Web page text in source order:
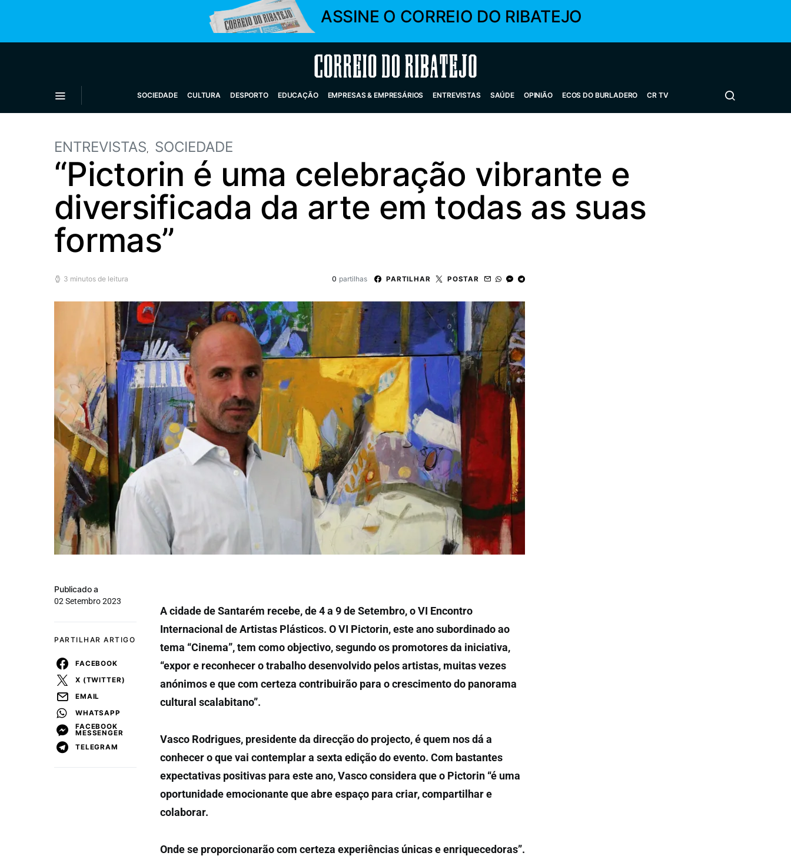
ASSINE O CORREIO DO RIBATEJO
Correio do Ribatejo
SOCIEDADE CULTURA DESPORTO EDUCAÇÃO EMPRESAS & EMPRESÁRIOS ENTREVISTAS SAÚDE OPINIÃO ECOS DO BURLADERO CR TV
ENTREVISTAS SOCIEDADE
“Pictorin é uma celebração vibrante e
diversificada da arte em todas as suas
formas”
3 minutos de leitura 0 partilhas PARTILHAR POSTAR
Publicado a
02 Setembro 2023
PARTILHAR ARTIGO
FACEBOOK
X (TWITTER)
EMAIL
WHATSAPP
FACEBOOK
MESSENGER
TELEGRAM
A cidade de Santarém recebe, de 4 a 9 de Setembro, o VI Encontro
Internacional de Artistas Plásticos. O VI Pictorin, este ano subordinado ao
tema “Cinema”, tem como objectivo, segundo os promotores da iniciativa,
“expor e reconhecer o trabalho desenvolvido pelos artistas, muitas vezes
anónimos e que com certeza contribuirão para o crescimento do panorama
cultural scalabitano”.
Vasco Rodrigues, presidente da direcção do projecto, é quem nos dá a
conhecer o que vai contemplar a sexta edição do evento. Com bastantes
expectativas positivas para este ano, Vasco considera que o Pictorin “é uma
oportunidade emocionante que abre espaço para criar, compartilhar e
colaborar.
Onde se proporcionarão com certeza experiências únicas e enriquecedoras”.